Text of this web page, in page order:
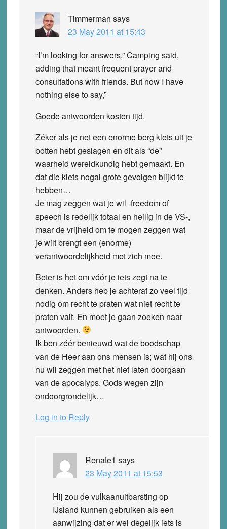
Timmerman says
23 May 2011 at 15:43
“I’m looking for answers,” Camping said,
adding that meant frequent prayer and
consultations with friends. But now I have
nothing else to say,”
Goede antwoorden kosten tijd.
Zéker als je net een enorme berg klets uit je
botten hebt geslagen en dit als “de”
waarheid wereldkundig hebt gemaakt. En
dat die klets nogal grote gevolgen blijkt te
hebben…
Je mag zeggen wat je wil -freedom of
speech is redelijk totaal en heilig in de VS-,
maar de vrijheid om te mogen zeggen wat
je wilt brengt een (enorme)
verantwoordelijkheid met zich mee.
Beter is het om vóór je iets zegt na te
denken. Anders heb je achteraf zo veel tijd
nodig om recht te praten wat niet recht te
praten valt. En moet je gaan zoeken naar
antwoorden.
Ik ben zéér benieuwd wat de boodschap
van de Heer aan ons mensen is; wat hij ons
nu wil zeggen met het niet laten doorgaan
van de apocalyps. Gods wegen zijn
ondoorgrondelijk…
Log in to Reply
Renate1 says
23 May 2011 at 15:53
Hij zou de vulkaanuitbarsting op
IJsland kunnen gebruiken als een
aanwijzing dat er wel degelijk iets is